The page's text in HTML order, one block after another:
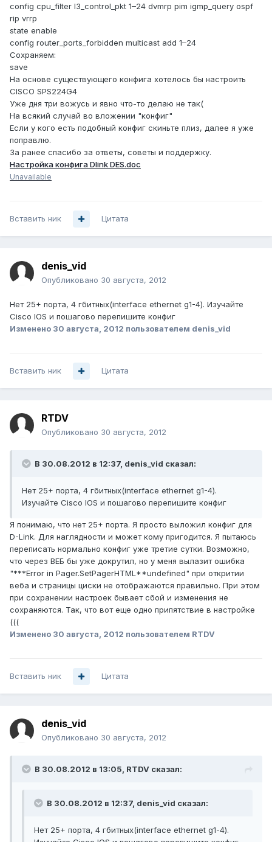
config cpu_filter l3_control_pkt 1–24 dvmrp pim igmp_query ospf
rip vrrp
state enable
config router_ports_forbidden multicast add 1–24
Сохраняем:
save
На основе существующего конфига хотелось бы настроить
CISCO SPS224G4
Уже дня три вожусь и явно что-то делаю не так(
На всякий случай во вложении "конфиг"
Если у кого есть подобный конфиг скиньте плиз, далее я уже
поправлю.
За ранее спасибо за ответы, советы и поддержку.
Настройка конфига Dlink DES.doc
Unavailable
Вставить ник Цитата
denis_vid
Опубликовано 30 августа, 2012
Нет 25+ порта, 4 гбитных(interface ethernet g1-4). Изучайте
Cisco IOS и пошагово перепишите конфиг
Изменено 30 августа, 2012 пользователем denis_vid
Вставить ник Цитата
RTDV
Опубликовано 30 августа, 2012
В 30.08.2012 в 12:37, denis_vid сказал:
Нет 25+ порта, 4 гбитных(interface ethernet g1-4).
Изучайте Cisco IOS и пошагово перепишите конфиг
Я понимаю, что нет 25+ порта. Я просто выложил конфиг для
D-Link. Для наглядности и может кому пригодится. Я пытаюсь
переписать нормально конфиг уже третие сутки. Возможно,
что через ВЕБ бы уже докрутил, но у меня вылазит ошибка
"***Error in Pager.SetPagerHTML**undefined" при откритии
веба и страницы циски не отображаются правильно. При этом
при сохранении настроек бывает сбой и изменения не
сохраняются. Так, что вот еще одно припятствие в настройке
(((
Изменено 30 августа, 2012 пользователем RTDV
Вставить ник Цитата
denis_vid
Опубликовано 30 августа, 2012
В 30.08.2012 в 13:05, RTDV сказал:
В 30.08.2012 в 12:37, denis_vid сказал:
Нет 25+ порта, 4 гбитных(interface ethernet g1-4).